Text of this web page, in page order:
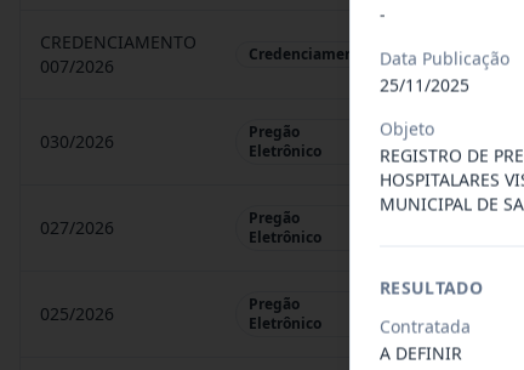
CREDENCIAMENTO
007/2026
Credenciamento
030/2026
Pregão
Eletrônico
REGISTRO
027/2026
Pregão
Eletrônico
025/2026
Pregão
Eletrônico
REGISTRO
-
Data Publicação
25/11/2025
Objeto
REGISTRO DE
HOSPITALARES
MUNICIPAL DE
RESULTADO
Contratada
A DEFINIR